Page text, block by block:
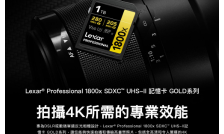
２．便利：只要手機號碼，簡訊認證，即可結帳。
３．安心：先確認商品／服務後，再付款。
【「AFTEE先享後付」結帳流程】
１．於結帳方式選擇「AFTEE先享後付」後，將跳轉至「AFTEE先享後付」
結帳頁面，進行簡訊認證並確認金額後，即可完成結帳。
２．訂單成立數日內，您將收到繳費通知簡訊。
３．收到繳費通知簡訊後14天內，點擊此簡訊中的連結，可透過四大超商／
ATM／網路銀行／等多元方式進行付款，方視為交易完成。
購買商品的店家。未經商家同意取消之訂單仍視為有效，需透過AFTEE先享
※ 交易是否成功請以「AFTEE先享後付 」之結帳頁面顯示為準，若有關於
是否繳費成功／繳費後需取消欲退款等相關疑問，請聯繫「AFTEE先享後付
客戶支援中心」 https://netprotections.freshdesk.com/support/home
全家取貨付款
每筆NT$60，滿NT$399(含以上)免運費
萊爾富取貨付款
每筆NT$60，滿NT$399(含以上)免運費
每筆NT$60，滿NT$399(含以上)免運費
每筆NT$75，滿NT$399(含以上)免運費